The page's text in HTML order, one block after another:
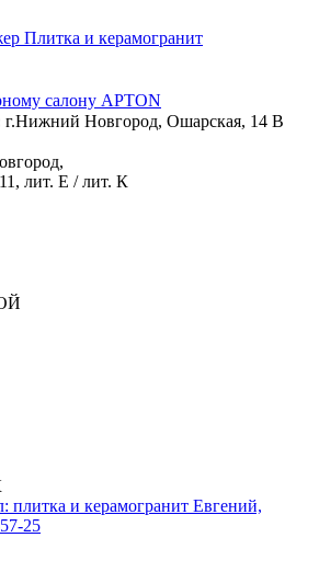
Плитка и керамогранит
г.Нижний Новгород, Ошарская, 14 В
лит. Е / лит. К
плитка и керамогранит Евгений,
25